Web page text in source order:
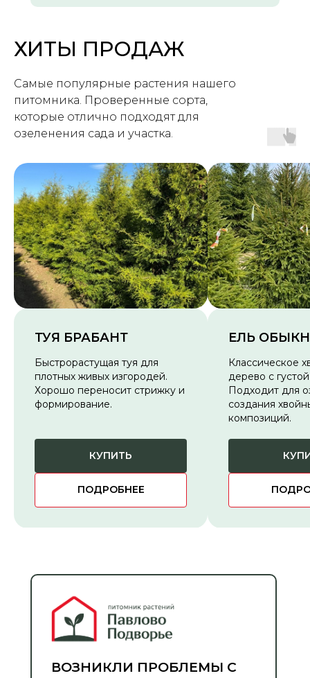
ХИТЫ ПРОДАЖ
Самые популярные растения нашего
питомника. Проверенные сорта,
которые отлично подходят для
озеленения сада и участка.
ТУЯ БРАБАНТ
Быстрорастущая туя для
плотных живых изгородей.
Хорошо переносит стрижку и
формирование.
КУПИТЬ
ПОДРОБНЕЕ
ЕЛЬ
Классическое
дерево с
Подходит для
создания
композиций.
ВОЗНИКЛИ ПРОБЛЕМЫ С